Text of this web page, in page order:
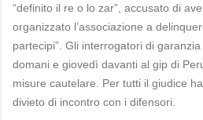
“definito il re o lo zar”, accusato di
organizzato l’associazione a
partecipi”. Gli interrogatori di
domani e giovedì davanti al gip di
misure cautelare. Per tutti il giudice
divieto di incontro con i difensori.